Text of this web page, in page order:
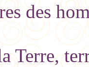
des
Terre,